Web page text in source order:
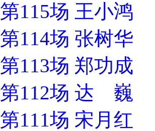
第115场 王小鸿
第114场 张树华
第113场 郑功成
第112场 达 巍
第111场 宋月红